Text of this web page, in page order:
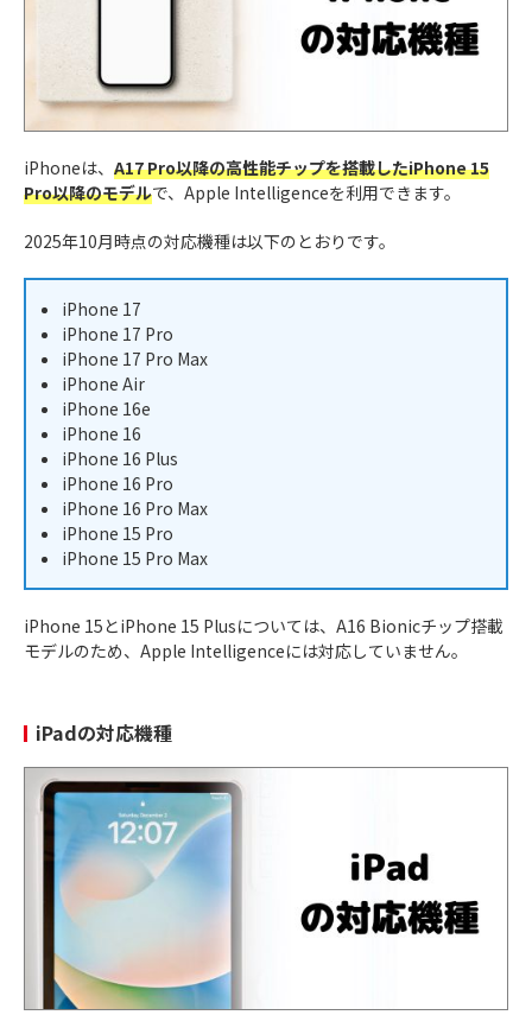
iPhoneは、 A17 Pro以降の高性能チップを搭載したiPhone 15
Pro以降のモデルで、Apple Intelligenceを利用できます。
2025年10月時点の対応機種は以下のとおりです。
iPhone 17
iPhone 17 Pro
iPhone 17 Pro Max
iPhone Air
iPhone 16e
iPhone 16
iPhone 16 Plus
iPhone 16 Pro
iPhone 16 Pro Max
iPhone 15 Pro
iPhone 15 Pro Max
iPhone 15とiPhone 15 Plusについては、A16 Bionicチップ搭載
モデルのため、Apple Intelligenceには対応していません。
iPadの対応機種